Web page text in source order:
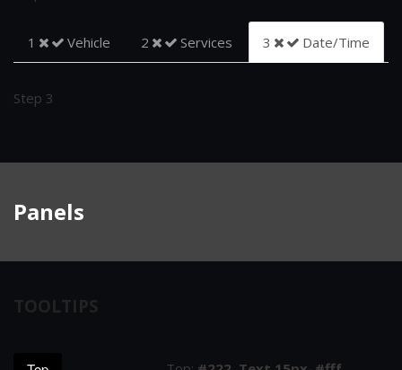
1 Vehicle 2 Services 3 Date/Time
Step 3
Panels
TOOLTIPS